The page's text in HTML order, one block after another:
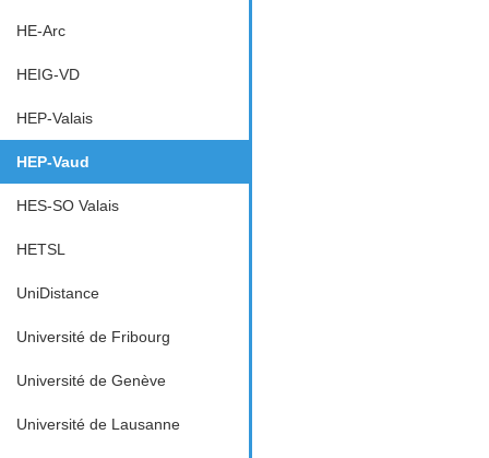
HE-Arc
HEIG-VD
HEP-Valais
HEP-Vaud
HES-SO Valais
HETSL
UniDistance
Université de Fribourg
Université de Genève
Université de Lausanne